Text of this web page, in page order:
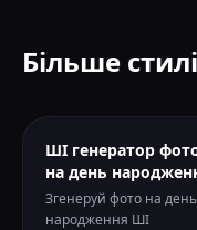
Більше
ШІ генератор
на день
Згенеруй фото на день
народження ШІ